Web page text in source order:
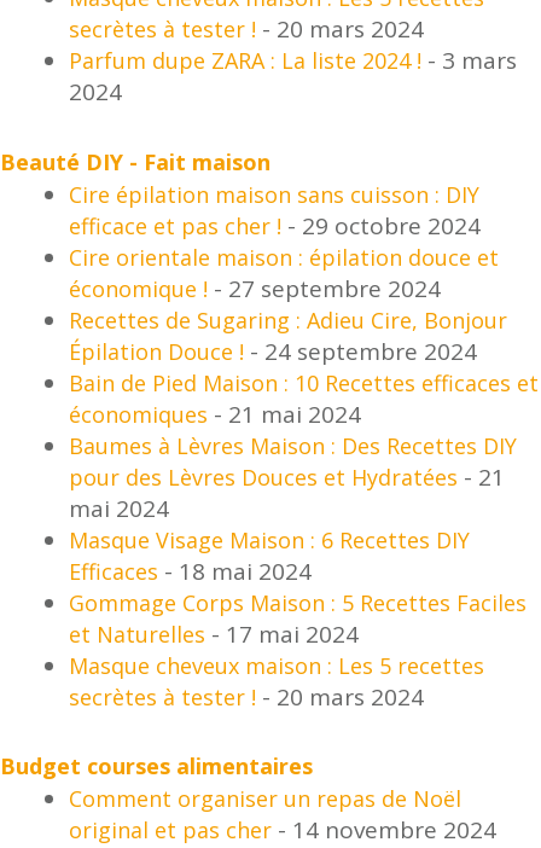
secrètes à tester ! - 20 mars 2024
Parfum dupe ZARA : La liste 2024 ! - 3 mars
2024
Beauté DIY - Fait maison
Cire épilation maison sans cuisson : DIY
efficace et pas cher ! - 29 octobre 2024
Cire orientale maison : épilation douce et
économique ! - 27 septembre 2024
Recettes de Sugaring : Adieu Cire, Bonjour
Épilation Douce ! - 24 septembre 2024
Bain de Pied Maison : 10 Recettes efficaces et
économiques - 21 mai 2024
Baumes à Lèvres Maison : Des Recettes DIY
pour des Lèvres Douces et Hydratées - 21
mai 2024
Masque Visage Maison : 6 Recettes DIY
Efficaces - 18 mai 2024
Gommage Corps Maison : 5 Recettes Faciles
et Naturelles - 17 mai 2024
Masque cheveux maison : Les 5 recettes
secrètes à tester ! - 20 mars 2024
Budget courses alimentaires
Comment organiser un repas de Noël
original et pas cher - 14 novembre 2024